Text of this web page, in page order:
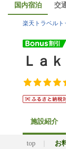
国内宿泊 交
楽天トラベルト
Ｌａ
施設紹介
top お